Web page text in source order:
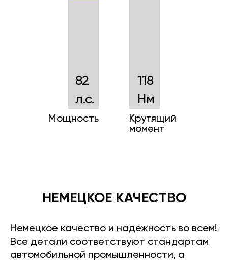
82
л.с.
Мощность
118
Нм
Крутящий
момент
НЕМЕЦКОЕ КАЧЕСТВО
Немецкое качество и надежность во всем!
Все детали соответствуют стандартам
автомобильной промышленности, а